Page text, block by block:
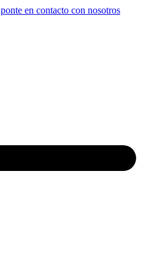
ponte en contacto con nosotros